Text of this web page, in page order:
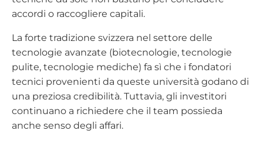
accordi o raccogliere capitali.
La forte tradizione svizzera nel settore delle
tecnologie avanzate (biotecnologie, tecnologie
pulite, tecnologie mediche) fa sì che i fondatori
tecnici provenienti da queste università godano di
una preziosa credibilità. Tuttavia, gli investitori
continuano a richiedere che il team possieda
anche senso degli affari.